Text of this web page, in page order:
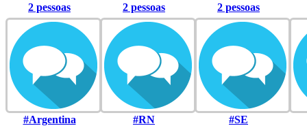
2 pessoas
#Argentina
2 pessoas
#RN
2 pessoas
#SE